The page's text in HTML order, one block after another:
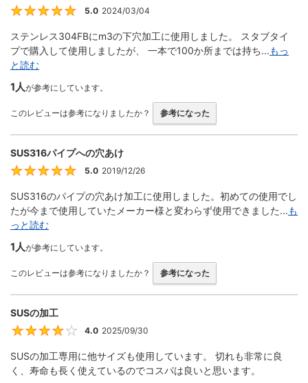
5
5.0 2024/03/04
ステンレス304FBにm3の下穴加工に使用しました。 スタブタイ
プで購入して使用しましたが、 一本で100か所までは持ち...もっ
と読む
1人が参考にしています。
このレビューは参考になりましたか？ 参考になった
SUS316パイプへの穴あけ
5.0 2019/12/26
SUS316のパイプの穴あけ加工に使用しました。初めての使用でし
たが今まで使用していたメーカー様と変わらず使用できました...も
っと読む
1人が参考にしています。
このレビューは参考になりましたか？ 参考になった
SUSの加工
4
4.0 2025/09/30
SUSの加工専用に他サイズも使用しています。 切れも非常に良
く、寿命も長く使えているのでコスパは良いと思います。